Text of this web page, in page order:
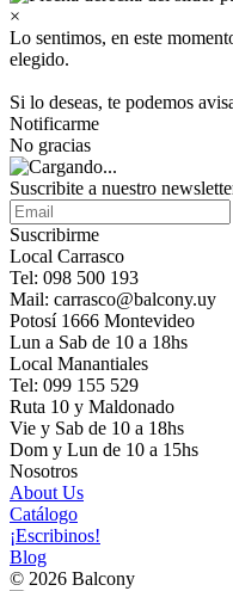
×
Lo sentimos, en este
elegido.
Si lo deseas, te podemos
Notificarme
No gracias
Suscribite a nuestro
Suscribirme
Local Carrasco
Tel: 098 500 193
Mail: carrasco@balcony.uy
Potosí 1666 Montevideo
Lun a Sab de 10 a 18hs
Local Manantiales
Tel: 099 155 529
Ruta 10 y Maldonado
Vie y Sab de 10 a 18hs
Dom y Lun de 10 a 15hs
Nosotros
About Us
Catálogo
¡Escribinos!
Blog
© 2026 Balcony